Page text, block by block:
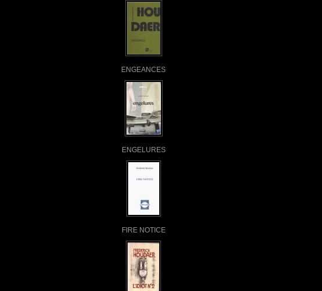
ENGEANCES
ENGELURES
FIRE NOTICE